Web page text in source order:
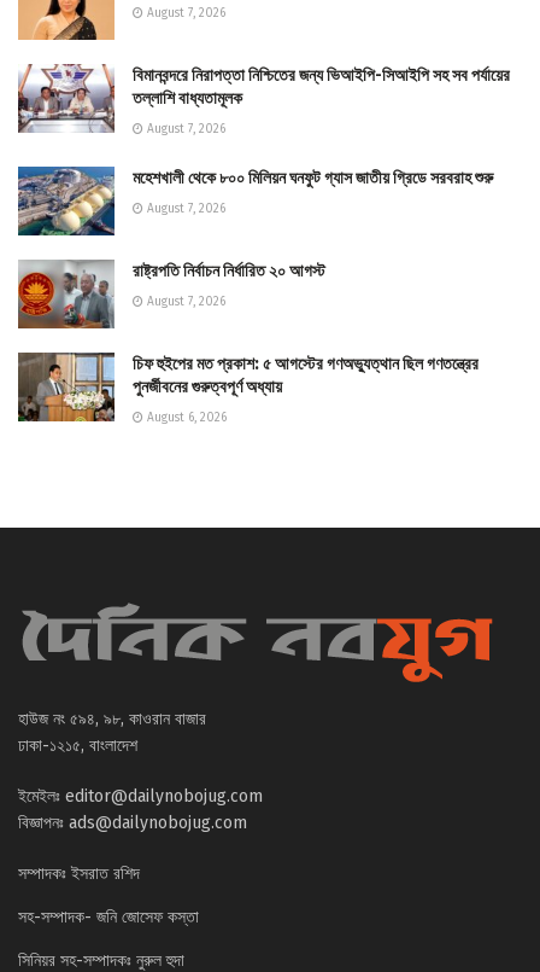
August 7, 2026
বিমানবন্দরে নিরাপত্তা নিশ্চিতের জন্য ভিআইপি-সিআইপি সহ সব পর্যায়ের
তল্লাশি বাধ্যতামূলক
August 7, 2026
মহেশখালী থেকে ৮০০ মিলিয়ন ঘনফুট গ্যাস জাতীয় গ্রিডে সরবরাহ শুরু
August 7, 2026
রাষ্ট্রপতি নির্বাচন নির্ধারিত ২০ আগস্ট
August 7, 2026
চিফ হুইপের মত প্রকাশ: ৫ আগস্টের গণঅভ্যুত্থান ছিল গণতন্ত্রের
পুনর্জীবনের গুরুত্বপূর্ণ অধ্যায়
August 6, 2026
হাউজ নং ৫৯৪, ৯৮, কাওরান বাজার
ঢাকা-১২১৫, বাংলাদেশ
ইমেইলঃ editor@dailynobojug.com
বিজ্ঞাপনঃ ads@dailynobojug.com
সম্পাদকঃ ইসরাত রশিদ
সহ-সম্পাদক- জনি জোসেফ কস্তা
সিনিয়র সহ-সম্পাদকঃ নুরুল হুদা